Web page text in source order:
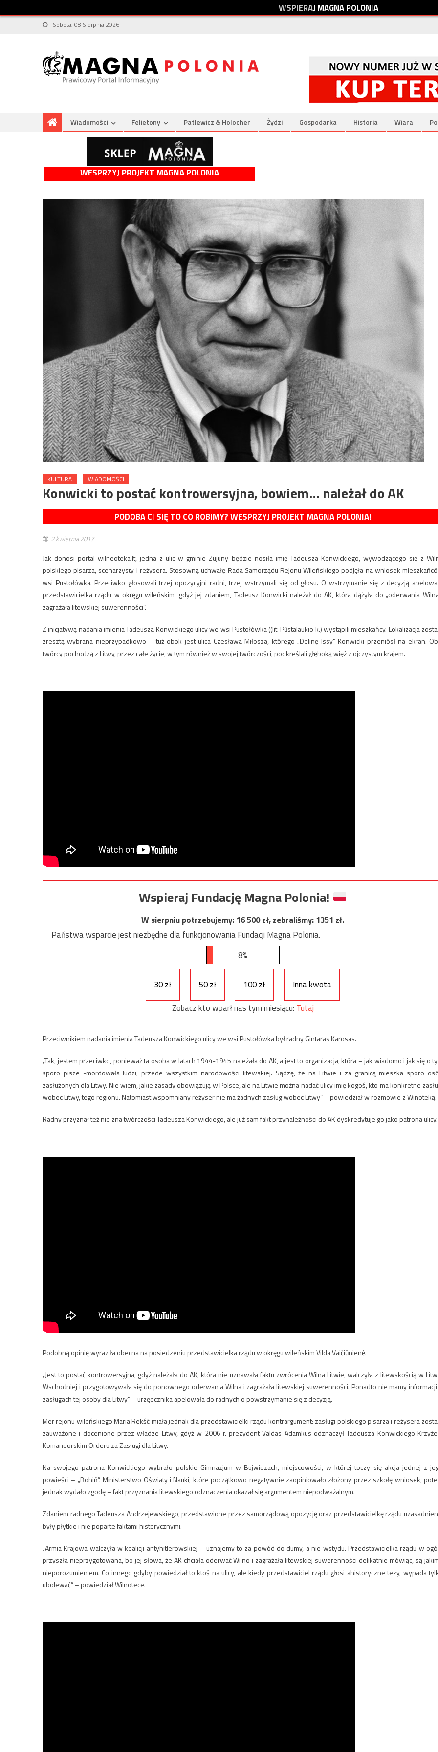
WSPIERAJMAGNAPOLONIA
Sobota, 08 Sierpnia 2026
Wiadomości Felietony Patlewicz & Holocher Żydzi Gospodarka Historia Wiara
WESPRZYJ PROJEKT MAGNA POLONIA
KULTURA WIADOMOŚCI
Konwicki to postać kontrowersyjna, bowiem… należał do AK
PODOBA CI SIĘ TO CO ROBIMY? WESPRZYJ PROJEKT MAGNA POLONIA!
2 kwietnia 2017
Jak donosi portal wilneoteka.lt, jedna z ulic w gminie Zujuny będzie nosiła imię Tadeusza Konwickiego, wywodzącego się z
polskiego pisarza, scenarzysty i reżysera. Stosowną uchwałę Rada Samorządu Rejonu Wileńskiego podjęła na wniosek
wsi Pustołówka. Przeciwko głosowali trzej opozycyjni radni, trzej wstrzymali się od głosu. O wstrzymanie się z decyzją
przedstawicielka rządu w okręgu wileńskim, gdyż jej zdaniem, Tadeusz Konwicki należał do AK, która dążyła do „oderwania
zagrażała litewskiej suwerenności”.
Z inicjatywą nadania imienia Tadeusza Konwickiego ulicy we wsi Pustołówka ((lit. Pūstalaukio k.) wystąpili mieszkańcy. Lokalizacja
zresztą wybrana nieprzypadkowo – tuż obok jest ulica Czesława Miłosza, którego „Dolinę Issy” Konwicki przeniósł na ekran.
twórcy pochodzą z Litwy, przez całe życie, w tym również w swojej twórczości, podkreślali głęboką więź z ojczystym krajem.
Wspieraj Fundację Magna Polonia!
W sierpniu potrzebujemy:16 500zł, zebraliśmy:1351 zł.
Państwa wsparcie jest niezbędne dla funkcjonowania Fundacji Magna Polonia.
8%
30 zł 50 zł 100 zł
Inna kwota
Zobacz kto wparł nas tym miesiącu: Tutaj
Przeciwnikiem nadania imienia Tadeusza Konwickiego ulicy we wsi Pustołówka był radny Gintaras Karosas.
„Tak, jestem przeciwko, ponieważ ta osoba w latach 1944-1945 należała do AK, a jest to organizacja, która – jak wiadomo i jak się o
sporo pisze -mordowała ludzi, przede wszystkim narodowości litewskiej. Sądzę, że na Litwie i za granicą mieszka sporo
zasłużonych dla Litwy. Nie wiem, jakie zasady obowiązują w Polsce, ale na Litwie można nadać ulicy imię kogoś, kto ma konkretne
wobec Litwy, tego regionu. Natomiast wspomniany reżyser nie ma żadnych zasług wobec Litwy” – powiedział w rozmowie z Winoteką.
Radny przyznał też nie zna twórczości Tadeusza Konwickiego, ale już sam fakt przynależności do AK dyskredytuje go jako patrona ulicy.
Podobną opinię wyraziła obecna na posiedzeniu przedstawicielka rządu w okręgu wileńskim Vilda Vaičiūnienė.
„Jest to postać kontrowersyjna, gdyż należała do AK, która nie uznawała faktu zwrócenia Wilna Litwie, walczyła z litewskością w
Wschodniej i przygotowywała się do ponownego oderwania Wilna i zagrażała litewskiej suwerenności. Ponadto nie mamy
zasługach tej osoby dla Litwy” – urzędcznika apelowała do radnych o powstrzymanie się z decyzją.
Mer rejonu wileńskiego Maria Rekść miała jednak dla przedstawicielki rządu kontrargument: zasługi polskiego pisarza i reżysera
zauważone i docenione przez władze Litwy, gdyż w 2006 r. prezydent Valdas Adamkus odznaczył Tadeusza Konwickiego
Komandorskim Orderu za Zasługi dla Litwy.
Na swojego patrona Konwickiego wybrało polskie Gimnazjum w Bujwidzach, miejscowości, w której toczy się akcja jednej z
powieści – „Bohiń”. Ministerstwo Oświaty i Nauki, które początkowo negatywnie zaopiniowało złożony przez szkołę wniosek,
jednak wydało zgodę – fakt przyznania litewskiego odznaczenia okazał się argumentem niepodważalnym.
Zdaniem radnego Tadeusza Andrzejewskiego, przedstawione przez samorządową opozycję oraz przedstawicielkę rządu
były płytkie i nie poparte faktami historycznymi.
„Armia Krajowa walczyła w koalicji antyhitlerowskiej – uznajemy to za powód do dumy, a nie wstydu. Przedstawicielka rządu w
przyszła nieprzygotowana, bo jej słowa, że AK chciała oderwać Wilno i zagrażała litewskiej suwerenności delikatnie mówiąc, są
nieporozumieniem. Co innego gdyby powiedział to ktoś na ulicy, ale kiedy przedstawiciel rządu głosi ahistoryczne tezy, wypada
ubolewać” – powiedział Wilnotece.